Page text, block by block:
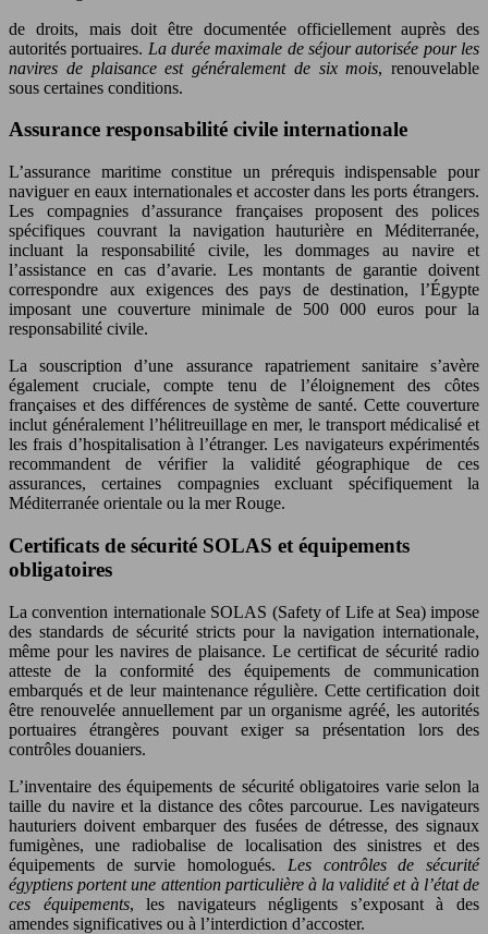
de droits, mais doit être documentée officiellement auprès des
autorités portuaires. La durée maximale de séjour autorisée pour les
navires de plaisance est généralement de six mois, renouvelable
sous certaines conditions.
Assurance responsabilité civile internationale
L’assurance maritime constitue un prérequis indispensable pour
naviguer en eaux internationales et accoster dans les ports étrangers.
Les compagnies d’assurance françaises proposent des polices
spécifiques couvrant la navigation hauturière en Méditerranée,
incluant la responsabilité civile, les dommages au navire et
l’assistance en cas d’avarie. Les montants de garantie doivent
correspondre aux exigences des pays de destination, l’Égypte
imposant une couverture minimale de 500 000 euros pour la
responsabilité civile.
La souscription d’une assurance rapatriement sanitaire s’avère
également cruciale, compte tenu de l’éloignement des côtes
françaises et des différences de système de santé. Cette couverture
inclut généralement l’hélitreuillage en mer, le transport médicalisé et
les frais d’hospitalisation à l’étranger. Les navigateurs expérimentés
recommandent de vérifier la validité géographique de ces
assurances, certaines compagnies excluant spécifiquement la
Méditerranée orientale ou la mer Rouge.
Certificats de sécurité SOLAS et équipements
obligatoires
La convention internationale SOLAS (Safety of Life at Sea) impose
des standards de sécurité stricts pour la navigation internationale,
même pour les navires de plaisance. Le certificat de sécurité radio
atteste de la conformité des équipements de communication
embarqués et de leur maintenance régulière. Cette certification doit
être renouvelée annuellement par un organisme agréé, les autorités
portuaires étrangères pouvant exiger sa présentation lors des
contrôles douaniers.
L’inventaire des équipements de sécurité obligatoires varie selon la
taille du navire et la distance des côtes parcourue. Les navigateurs
hauturiers doivent embarquer des fusées de détresse, des signaux
fumigènes, une radiobalise de localisation des sinistres et des
équipements de survie homologués. Les contrôles de sécurité
égyptiens portent une attention particulière à la validité et à l’état de
ces équipements, les navigateurs négligents s’exposant à des
amendes significatives ou à l’interdiction d’accoster.